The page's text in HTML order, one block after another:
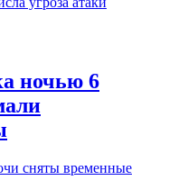
ночью 6